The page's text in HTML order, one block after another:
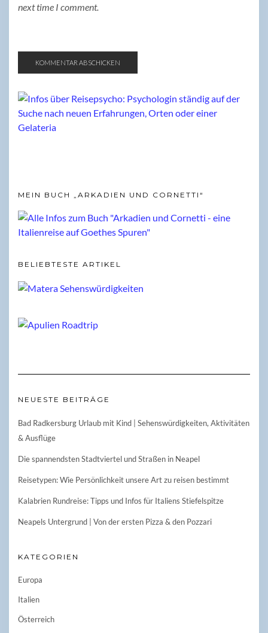
next time I comment.
MEIN BUCH „ARKADIEN UND CORNETTI“
BELIEBTESTE ARTIKEL
NEUESTE BEITRÄGE
Bad Radkersburg Urlaub mit Kind | Sehenswürdigkeiten, Aktivitäten
& Ausflüge
Die spannendsten Stadtviertel und Straßen in Neapel
Reisetypen: Wie Persönlichkeit unsere Art zu reisen bestimmt
Kalabrien Rundreise: Tipps und Infos für Italiens Stiefelspitze
Neapels Untergrund | Von der ersten Pizza & den Pozzari
KATEGORIEN
Europa
Italien
Österreich